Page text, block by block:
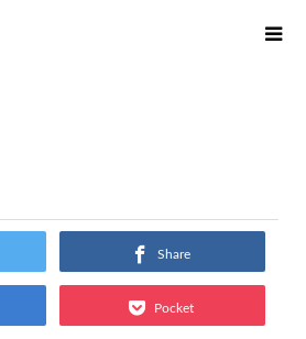
Share
Pocket